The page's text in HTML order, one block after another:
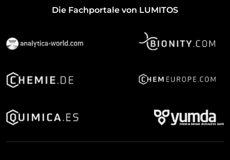
Die Fachportale von LUMITOS